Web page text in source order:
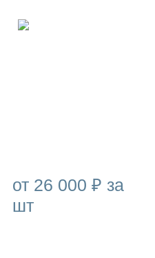
от 26 000 ₽ за
шт